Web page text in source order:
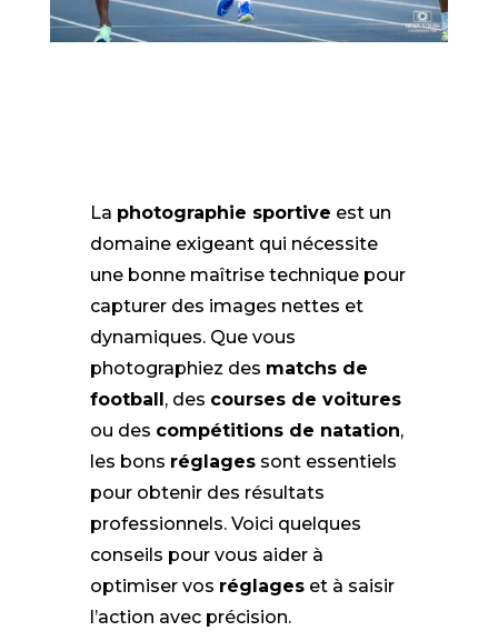
La photographie sportive est un
domaine exigeant qui nécessite
une bonne maîtrise technique pour
capturer des images nettes et
dynamiques. Que vous
photographiez des matchs de
football , des courses de voitures
ou des compétitions de natation,
les bons réglagessont essentiels
pour obtenir des résultats
professionnels. Voici quelques
conseils pour vous aider à
optimiser vos réglageset à saisir
l’action avec précision.